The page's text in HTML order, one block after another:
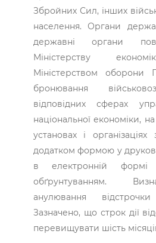
Збройних Сил, інших
населення. Органи
державні органи
Міністерству
Міністерством оборони
бронювання
відповідних сферах
національної економіки,
установах і
додатком формою у
в електронній формі
обґрунтуванням.
анулювання
Зазначено, що строк дії
перевищувати шість